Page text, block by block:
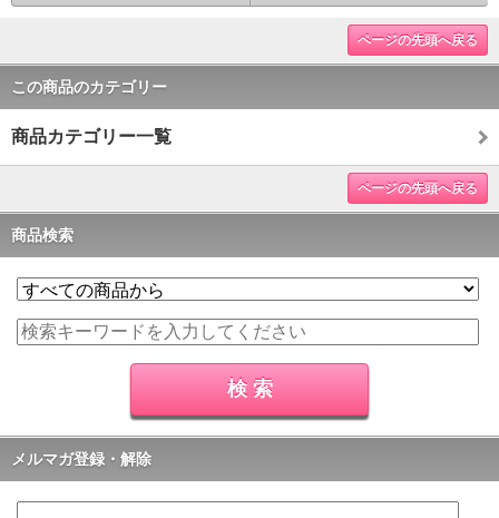
ページの先頭へ戻る
この商品のカテゴリー
商品カテゴリー一覧
ページの先頭へ戻る
商品検索
メルマガ登録・解除